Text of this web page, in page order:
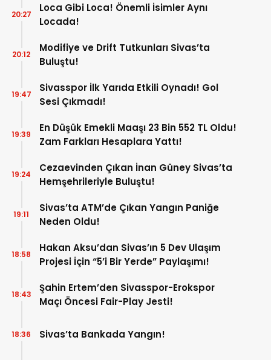
Loca Gibi Loca! Önemli İsimler Aynı
Locada!
20:27
Modifiye ve Drift Tutkunları Sivas’ta
Buluştu!
20:12
Sivasspor İlk Yarıda Etkili Oynadı! Gol
Sesi Çıkmadı!
19:47
En Düşük Emekli Maaşı 23 Bin 552 TL Oldu!
Zam Farkları Hesaplara Yattı!
19:39
Cezaevinden Çıkan İnan Güney Sivas’ta
Hemşehrileriyle Buluştu!
19:24
Sivas’ta ATM’de Çıkan Yangın Paniğe
Neden Oldu!
19:11
Hakan Aksu’dan Sivas’ın 5 Dev Ulaşım
Projesi İçin “5’i Bir Yerde” Paylaşımı!
18:58
Şahin Ertem’den Sivasspor-Erokspor
Maçı Öncesi Fair-Play Jesti!
18:43
Sivas’ta Bankada Yangın!
18:36